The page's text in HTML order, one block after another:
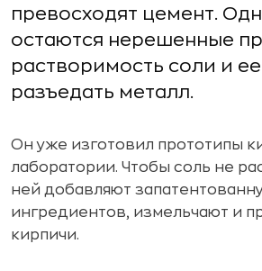
превосходят цемент.
остаются нерешенные
растворимость соли и
разъедать металл.
Он уже изготовил прототипы
лаборатории. Чтобы соль не
ней добавляют
ингредиентов, измельчают и
кирпичи.